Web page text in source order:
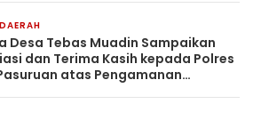
Desa Tebas Muadin Sampaikan
dan Terima Kasih kepada Polres
atas Pengamanan